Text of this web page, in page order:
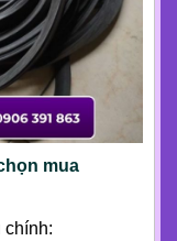
mua
chính: